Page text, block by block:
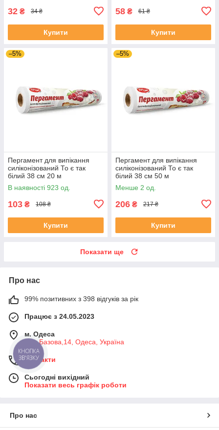
32 ₴ 34 ₴
Купити
58 ₴ 61 ₴
Купити
–5%
Пергамент для випікання
силіконізований То є так
білий 38 см 20 м
В наявності 923 од.
103 ₴ 108 ₴
Купити
–5%
Пергамент для випікання
силіконізований То є так
білий 38 см 50 м
Менше 2 од.
206 ₴ 217 ₴
Купити
Показати ще
Про нас
99% позитивних з 398 відгуків за рік
Працює з 24.05.2023
м. Одеса
вул. Базова,14, Одеса, Україна
Контакти
Сьогодні вихідний
Показати весь графік роботи
Про нас
КНОПКА
ЗВ'ЯЗКУ